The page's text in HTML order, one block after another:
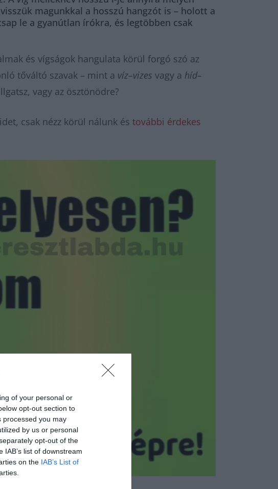
of your personal or
opt-out section to
processed you may
by us or personal
opt-out of the
list of downstream
on the IAB’s List of
magunkkal a hosszú hangzót is – holott a
le a gyanútlan írókra, és legtöbben csak
és vígságok hangulata körül forgó szó az
tőváltó szavak – mint a víz–vizes vagy a híd–
vagy az ösztönödre?
csak nézz körül nálunk és további érdekes